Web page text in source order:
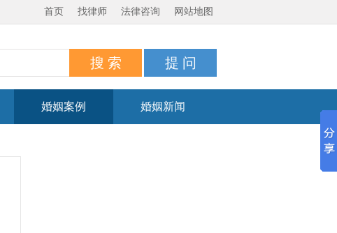
首页 找律师 法律咨询 网站地图
婚姻案例 婚姻新闻